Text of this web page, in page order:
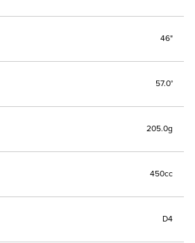
46"
57.0°
205.0g
450cc
D4